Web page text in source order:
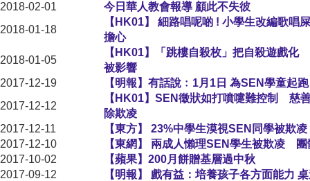
2018-02-01
今日華人教會報導 顧此不失彼
2018-01-18
【HK01】 細路唱呢啲 ! 小學生改編歌
擔心
2018-01-05
【HK01】「跳樓自殺枚」把自殺遊戲化
被影響
2017-12-19
【明報】有話說﹕1月1日 為SEN學童起跑
2017-12-12
【HK01】SEN徵狀如打噴嚏難控制 慈
除欺凌
2017-12-11
【東方】 23%中學生漠視SEN同學被欺凌
2017-12-10
【東網】 兩成人懶理SEN學生被欺凌 團
2017-10-02
【蘋果】200月餅贈基層過中秋
2017-09-12
【明報】 戲有益：培養孩子各方面能力